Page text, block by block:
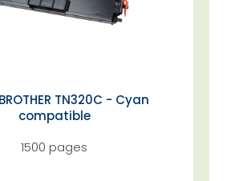
TN320C - Cyan
compatible
1500 pages